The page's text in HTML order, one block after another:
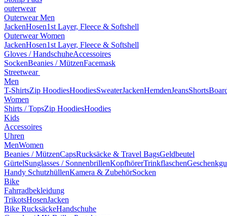
outerwear
Outerwear Men
JackenHosen1st Layer, Fleece & Softshell
Outerwear Women
JackenHosen1st Layer, Fleece & Softshell
Gloves / HandschuheAccessoires
SockenBeanies / MützenFacemask
Streetwear
Men
T-ShirtsZip HoodiesHoodiesSweaterJackenHemdenJeansShorts
Women
Shirts / TopsZip HoodiesHoodies
Kids
Accessoires
Uhren
MenWomen
Beanies / MützenCapsRucksäcke & Travel BagsGeldbeutel
GürtelSunglasses / SonnenbrillenKopfhörerTrinkflaschen
Handy SchutzhüllenKamera & ZubehörSocken
Bike
Fahrradbekleidung
TrikotsHosenJacken
Bike RucksäckeHandschuhe